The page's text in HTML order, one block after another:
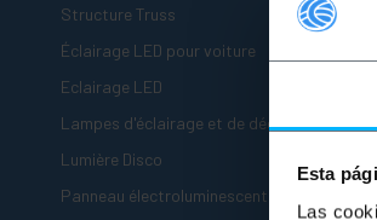
Esta
Las
Structure Truss
Éclairage LED pour voiture
Eclairage LED
Lampes d'éclairage et de décoration
Lumière Disco
Panneau électroluminescent +